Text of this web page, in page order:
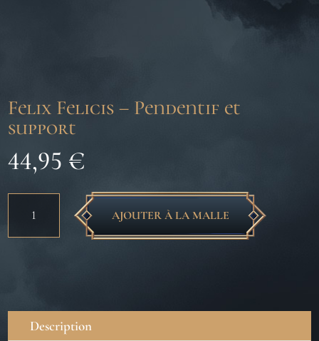
Felix Felicis – Pendentif et
support
44,95 €
Felix
et
support
AJOUTER À LA MALLE
Description